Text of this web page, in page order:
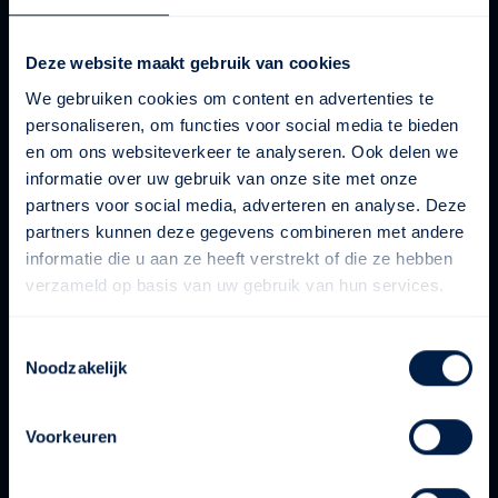
Deze website maakt gebruik van cookies
We gebruiken cookies om content en advertenties te
personaliseren, om functies voor social media te bieden
en om ons websiteverkeer te analyseren. Ook delen we
informatie over uw gebruik van onze site met onze
partners voor social media, adverteren en analyse. Deze
partners kunnen deze gegevens combineren met andere
informatie die u aan ze heeft verstrekt of die ze hebben
verzameld op basis van uw gebruik van hun services.
Noodzakelijk
Voorkeuren